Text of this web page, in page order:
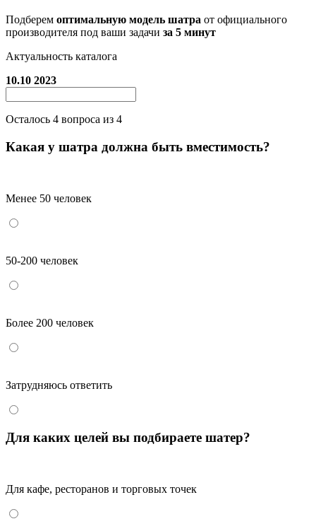
Подберем оптимальную модель шатра от официального
производителя под ваши задачи за 5 минут
Актуальность каталога
10.10 2023
Осталось 4 вопроса из 4
Какая у шатра должна быть вместимость?
Менее 50 человек
50-200 человек
Более 200 человек
Затрудняюсь ответить
Для каких целей вы подбираете шатер?
Для кафе, ресторанов и торговых точек